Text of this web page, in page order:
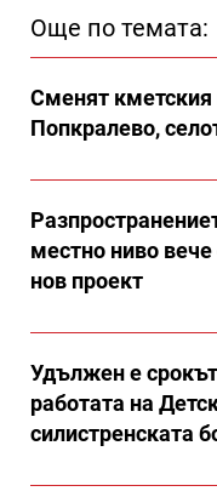
Още по темата:
Сменят кметския
Попкралево,
местно ниво
нов проект
Удължен е
работата на
силистренската